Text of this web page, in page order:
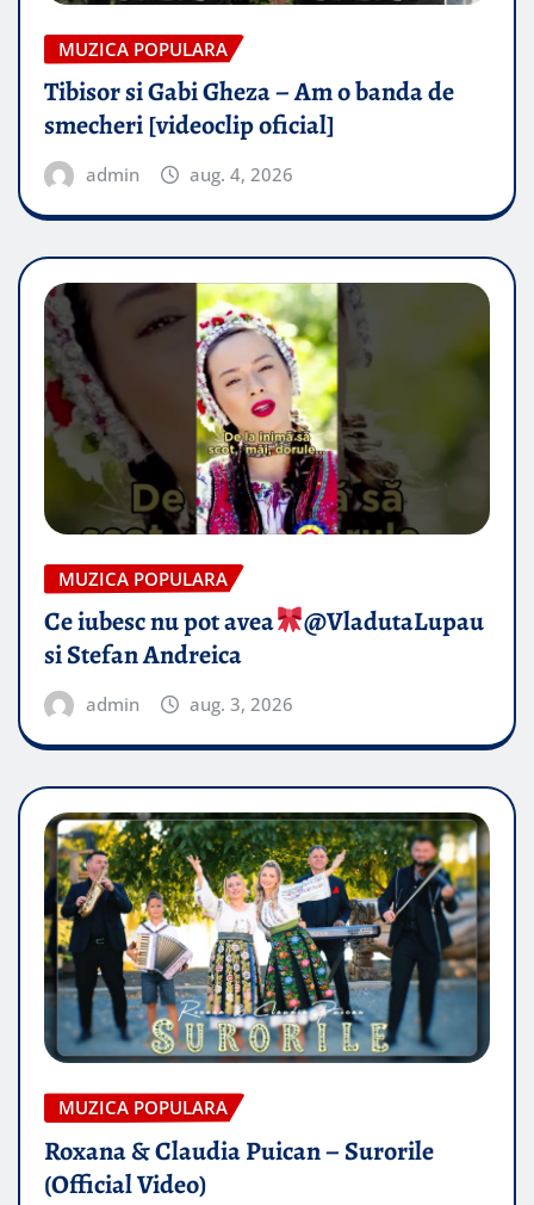
MUZICA POPULARA
Tibisor si Gabi Gheza – Am o banda de
smecheri [videoclip oficial]
admin aug. 4, 2026
MUZICA POPULARA
Ce iubesc nu pot avea
​@VladutaLupau
si Stefan Andreica
admin aug. 3, 2026
MUZICA POPULARA
Roxana & Claudia Puican – Surorile
(Official Video)